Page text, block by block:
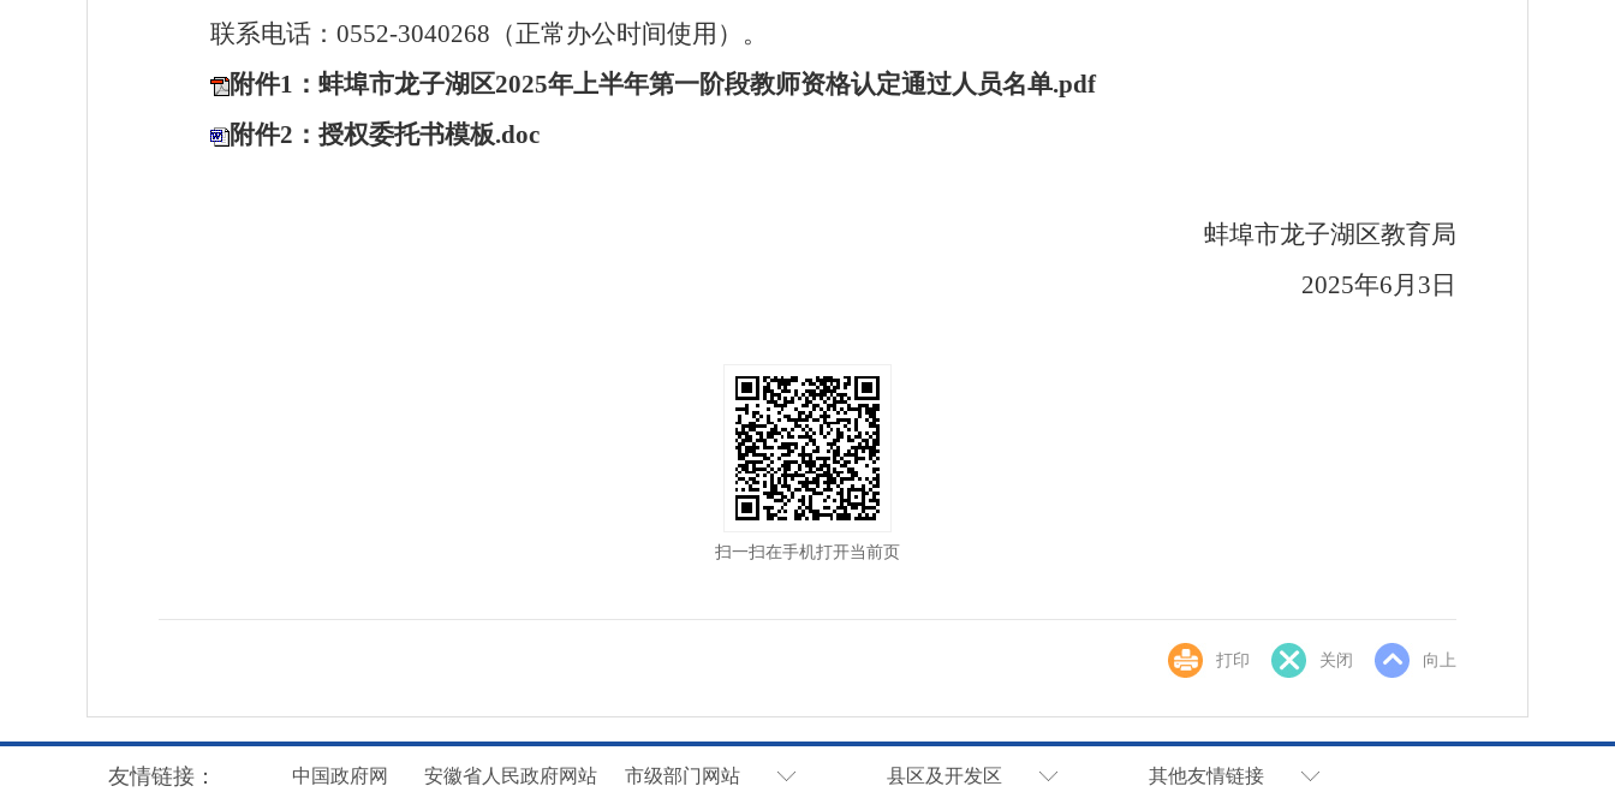
联系电话：0552-3040268（正常办公时间使用）。
附件1：蚌埠市龙子湖区2025年上半年第一阶段教师资格认定通过人员名单.pdf
附件2：授权委托书模板.doc
蚌埠市龙子湖区教育局
2025年6月3日
扫一扫在手机打开当前页
打印 关闭 向上
友情链接： 中国政府网 安徽省人民政府网站 市级部门网站 县区及开发区 其他友情链接